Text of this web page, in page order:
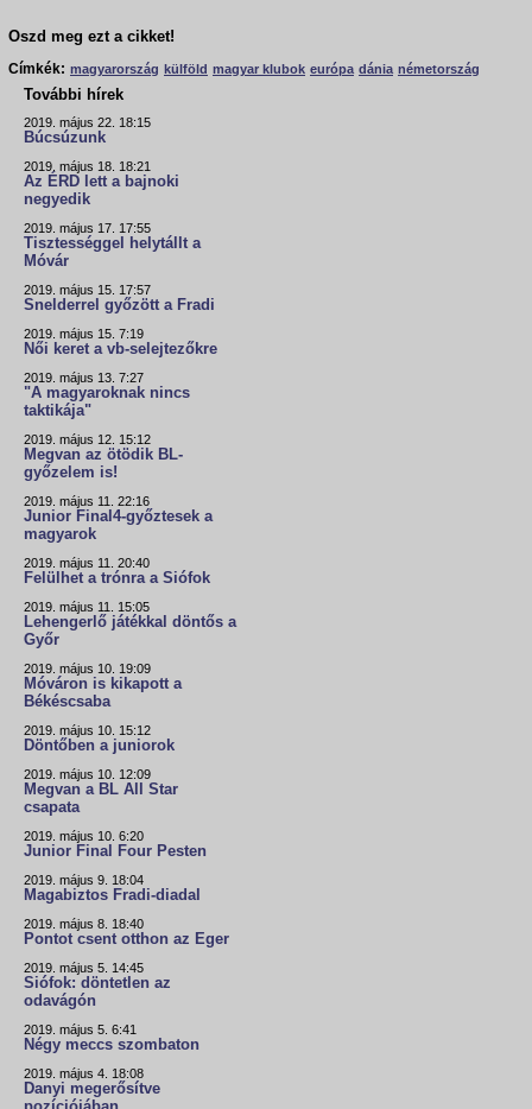
Oszd meg ezt a cikket!
Címkék: magyarország külföld magyar klubok európa dánia németország
További hírek
2019. május 22. 18:15
Búcsúzunk
2019. május 18. 18:21
Az ÉRD lett a bajnoki
negyedik
2019. május 17. 17:55
Tisztességgel helytállt a
Móvár
2019. május 15. 17:57
Snelderrel győzött a Fradi
2019. május 15. 7:19
Női keret a vb-selejtezőkre
2019. május 13. 7:27
"A magyaroknak nincs
taktikája"
2019. május 12. 15:12
Megvan az ötödik BL-
győzelem is!
2019. május 11. 22:16
Junior Final4-győztesek a
magyarok
2019. május 11. 20:40
Felülhet a trónra a Siófok
2019. május 11. 15:05
Lehengerlő játékkal döntős a
Győr
2019. május 10. 19:09
Móváron is kikapott a
Békéscsaba
2019. május 10. 15:12
Döntőben a juniorok
2019. május 10. 12:09
Megvan a BL All Star
csapata
2019. május 10. 6:20
Junior Final Four Pesten
2019. május 9. 18:04
Magabiztos Fradi-diadal
2019. május 8. 18:40
Pontot csent otthon az Eger
2019. május 5. 14:45
Siófok: döntetlen az
odavágón
2019. május 5. 6:41
Négy meccs szombaton
2019. május 4. 18:08
Danyi megerősítve